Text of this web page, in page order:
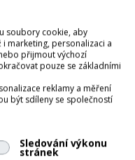
kadeřnictví, masáže,
DOBA:PO-PÁ 8.00-
služby všem
soubory cookie, aby
marketing, personalizaci a
přijmout výchozí
pouze se základními
reklamy a měření
být sdíleny se společností
Sledování výkonu
stránek